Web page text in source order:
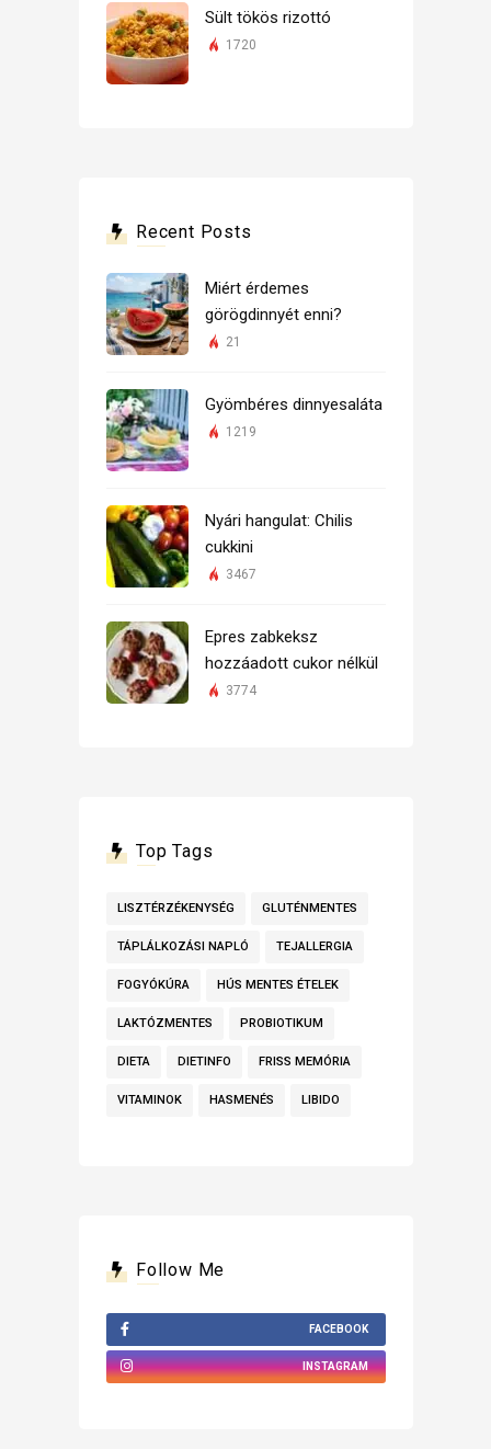
Sült tökös rizottó
1720
Recent Posts
Miért érdemes
görögdinnyét enni?
21
Gyömbéres dinnyesaláta
1219
Nyári hangulat: Chilis
cukkini
3467
Epres zabkeksz
hozzáadott cukor nélkül
3774
Top Tags
LISZTÉRZÉKENYSÉG GLUTÉNMENTES
TÁPLÁLKOZÁSI NAPLÓ TEJALLERGIA
FOGYÓKÚRA HÚS MENTES ÉTELEK
LAKTÓZMENTES PROBIOTIKUM
DIETA DIETINFO FRISS MEMÓRIA
VITAMINOK HASMENÉS LIBIDO
Follow Me
FACEBOOK
INSTAGRAM